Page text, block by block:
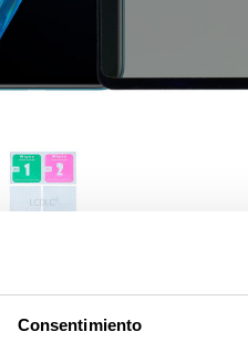
Consentimiento
para Honor X7